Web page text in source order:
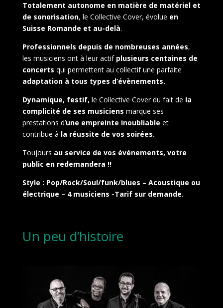
Totalement autonome en matière de matériel et
de sonorisation, le Collective Cover, évolue en
Suisse Romande et au-delà.
Professionnels depuis de nombreuses années,
les musiciens ont à leur actif plusieurs centaines de
concerts qui permettent au collectif une parfaite
adaptation à tous types d’évènements.
Dynamique, festif, le Collective Cover du fait de la
complicité de ses musiciens marque ses
prestations d’une empreinte inoubliable et
contribue à la réussite de vos soirées.
Toujours au service de vos événements, votre
public en redemandera !!
Style : Pop/Rock/Soul/funk/blues – Acoustique ou
électrique – 4 musiciens -Tarif sur demande.
Un peu d’histoire